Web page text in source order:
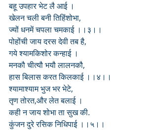
बहू उपहार भेट लै आई ।
खेलन चली बनी तिहिंशोभा,
ज्यों धनमें चपला चमकाई ।।३।।
पोहोंची जाय दरस देवी तब है,
गये श्यामकिशोर कन्हाई ।
मनकौ चीत्यौ भयौ लालनकौ,
हास बिलास करत किलकाई ।।४।।
श्यामाश्याम भुज भर भेटे,
तृण तोरत,और लेत बलाई ।
कही न जाय शोभा ता सुख की.
कुंजन दुरे रसिक निधिपाई ।।५।।